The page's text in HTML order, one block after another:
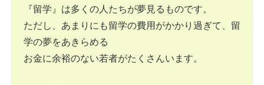
『留学』は多くの人たちが夢見るものです。
ただし、あまりにも留学の費用がかかり過ぎて、留
学の夢をあきらめる
お金に余裕のない若者がたくさんいます。